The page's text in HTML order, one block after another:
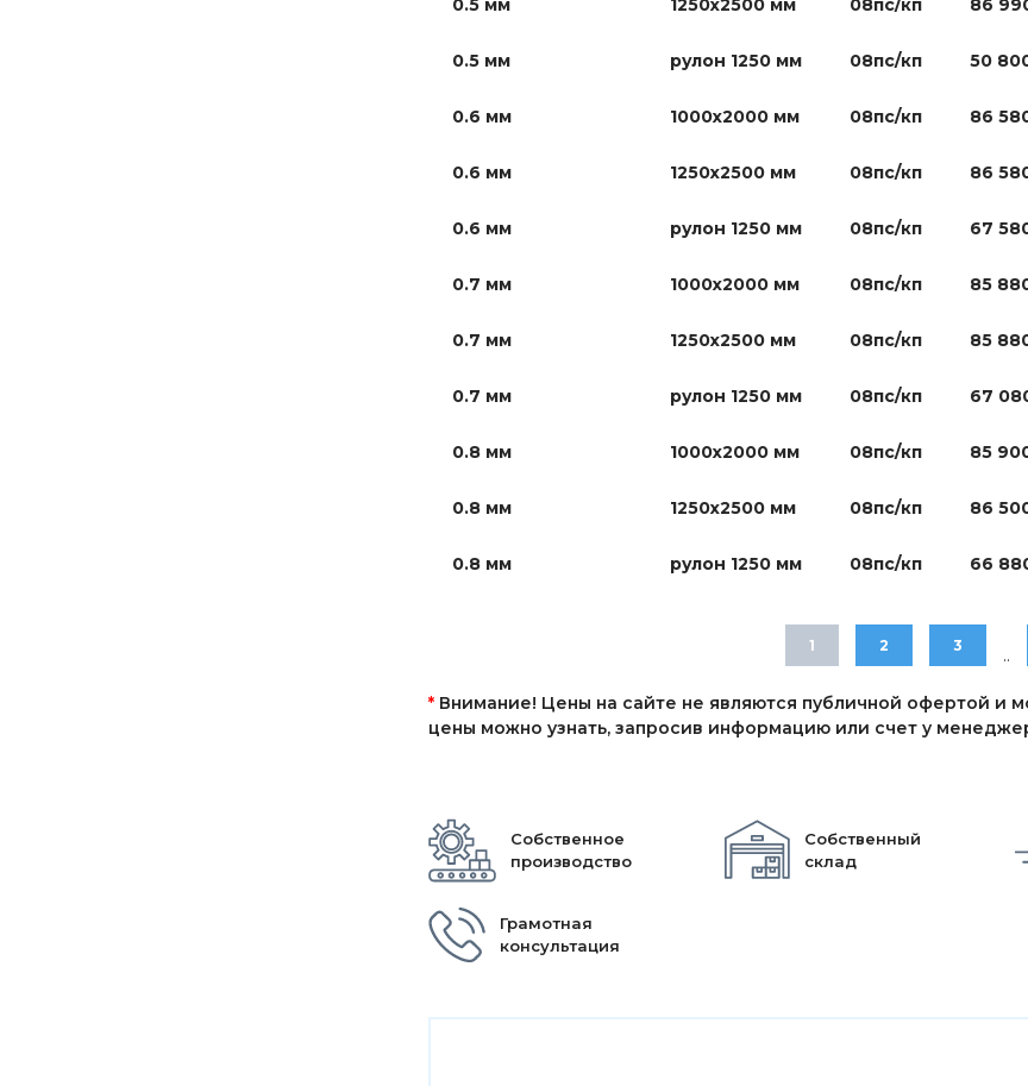
0.5 мм 1250х2500 мм 08пс/кп 86
0.5 мм рулон 1250 мм 08пс/кп 50
0.6 мм 1000х2000 мм 08пс/кп 86
0.6 мм 1250х2500 мм 08пс/кп 86
0.6 мм рулон 1250 мм 08пс/кп 67
0.7 мм 1000х2000 мм 08пс/кп 85
0.7 мм 1250х2500 мм 08пс/кп 85
0.7 мм рулон 1250 мм 08пс/кп 67
0.8 мм 1000х2000 мм 08пс/кп 85
0.8 мм 1250х2500 мм 08пс/кп 86
0.8 мм рулон 1250 мм 08пс/кп 66
1 2 3 ..
* Внимание! Цены на сайте не являются публичной офертой и
цены можно узнать, запросив информацию или счет у
Собственное
производство
Собственный
склад
Грамотная
консультация